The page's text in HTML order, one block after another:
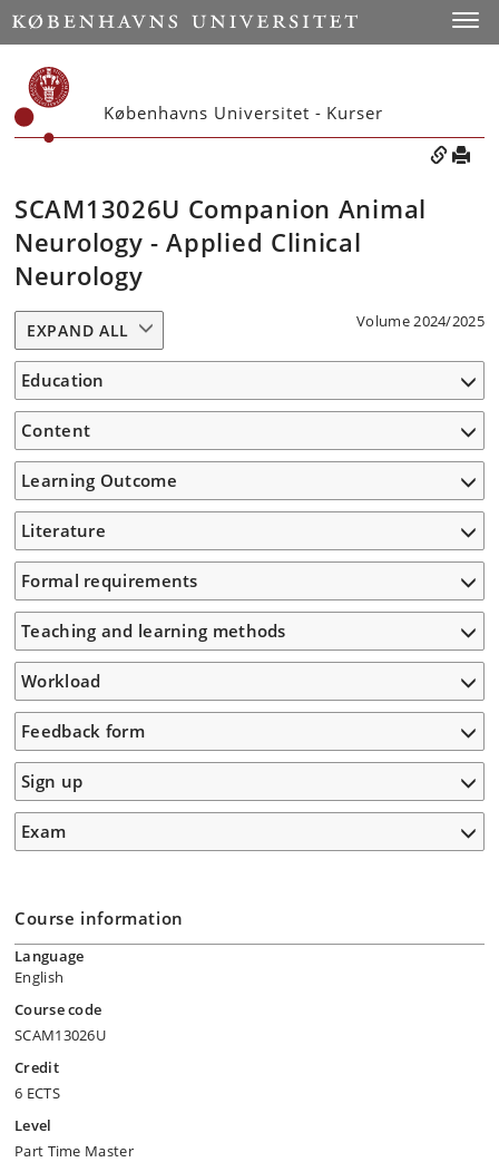
Københavns Universitet - Kurser
SCAM13026U Companion Animal
Neurology - Applied Clinical
Neurology
Volume 2024/2025
EXPAND ALL
Education
Content
Learning Outcome
Literature
Formal requirements
Teaching and learning methods
Workload
Feedback form
Sign up
Exam
Course information
Language
English
Course code
SCAM13026U
Credit
6 ECTS
Level
Part Time Master